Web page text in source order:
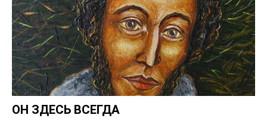
ОН ЗДЕСЬ ВСЕГДА